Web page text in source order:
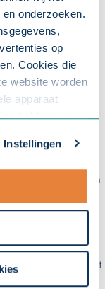
onderzoeken.
op
Cookies die
website worden
apparaat
hebben we uw
uw gegevens
onze
klikt u op
Instellingen
van uw
misschien wel
doen of
of als u
uit voorzorg een
bij te houden
ondernemen om
een volledig
jaar ziekte een
jaar oordeelt
onderbouwd, wordt